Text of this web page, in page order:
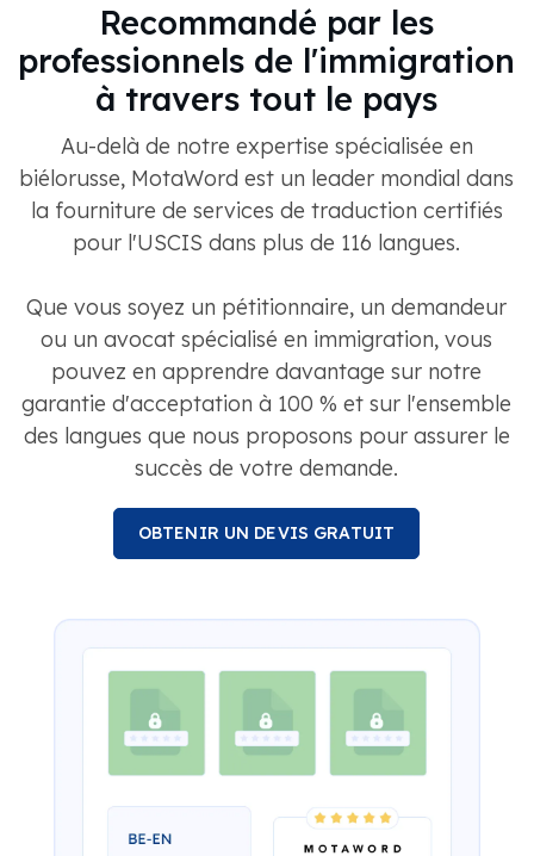
Recommandé par les
professionnels de l'immigration
à travers tout le pays
Au-delà de notre expertise spécialisée en
biélorusse, MotaWord est un leader mondial dans
la fourniture de services de traduction certifiés
pour l'USCIS dans plus de 116 langues.
Que vous soyez un pétitionnaire, un demandeur
ou un avocat spécialisé en immigration, vous
pouvez en apprendre davantage sur notre
garantie d'acceptation à 100 % et sur l'ensemble
des langues que nous proposons pour assurer le
succès de votre demande.
OBTENIR UN DEVIS GRATUIT